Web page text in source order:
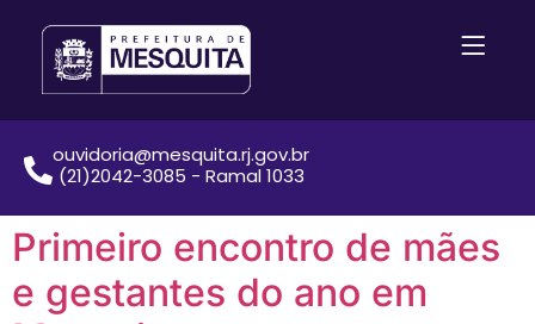
ouvidoria@mesquita.rj.gov.br
(21)2042-3085 - Ramal 1033
Primeiro encontro de mães
e gestantes do ano em